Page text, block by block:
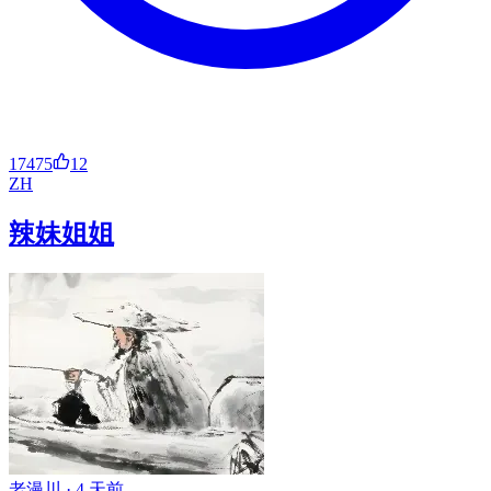
17475
12
ZH
辣妹姐姐